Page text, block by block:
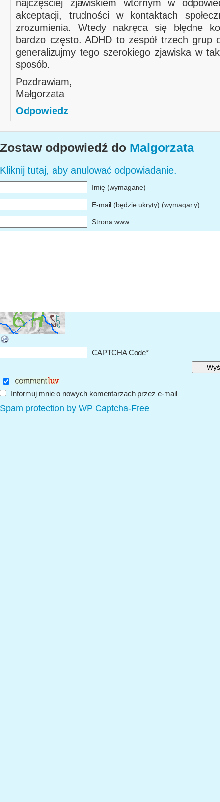
najczęściej zjawiskiem wtórnym w
akceptacji, trudności w kontaktach
zrozumienia. Wtedy nakręca się błędne
bardzo często. ADHD to zespół trzech grup
generalizujmy tego szerokiego zjawiska w
sposób.
Pozdrawiam,
Małgorzata
Odpowiedz
Zostaw odpowiedź do Malgorzata
Kliknij tutaj, aby anulować odpowiadanie.
Imię (wymagane)
E-mail (będzie ukryty) (wymagany)
Strona www
CAPTCHA Code*
Informuj mnie o nowych komentarzach przez e-mail
Spam protection by WP Captcha-Free